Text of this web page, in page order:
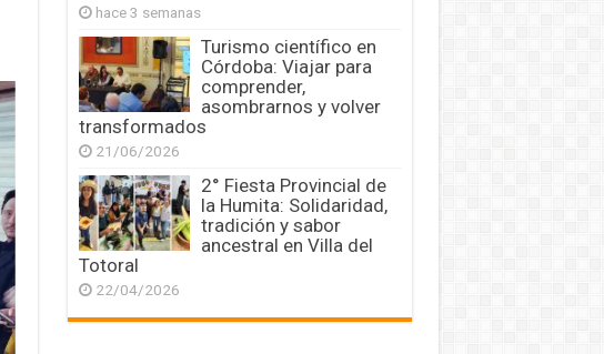
hace 3 semanas
Turismo científico en
Córdoba: Viajar para
comprender,
asombrarnos y volver
transformados
21/06/2026
2° Fiesta Provincial de
la Humita: Solidaridad,
tradición y sabor
ancestral en Villa del
Totoral
22/04/2026